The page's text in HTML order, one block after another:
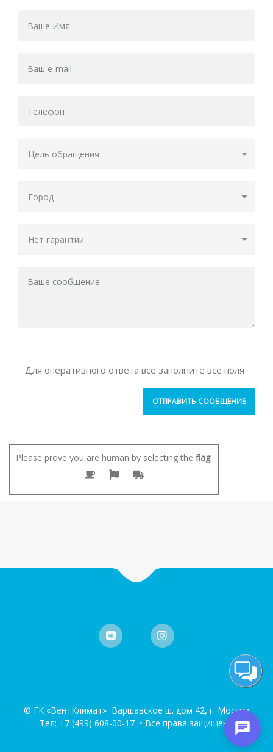
Для оперативного ответа все заполните все поля
Please prove you are human by selecting the flag.
© ГК «ВентКлимат» Варшавское ш. дом 42, г. Москва
Тел: +7 (499) 608-00-17• Все права защищены